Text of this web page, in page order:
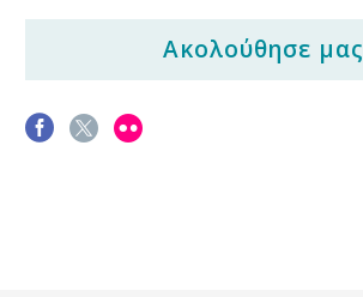
Ακολούθησε μας